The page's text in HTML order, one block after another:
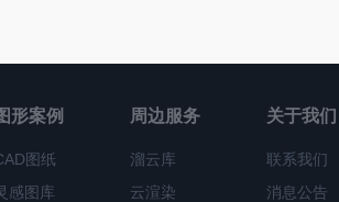
形案例
图纸
感图库
周边服务
溜云库
云渲染
关于我们
联系我们
消息公告